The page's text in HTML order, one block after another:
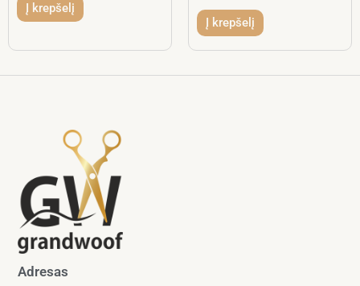
Į krepšelį
Į krepšelį
Adresas